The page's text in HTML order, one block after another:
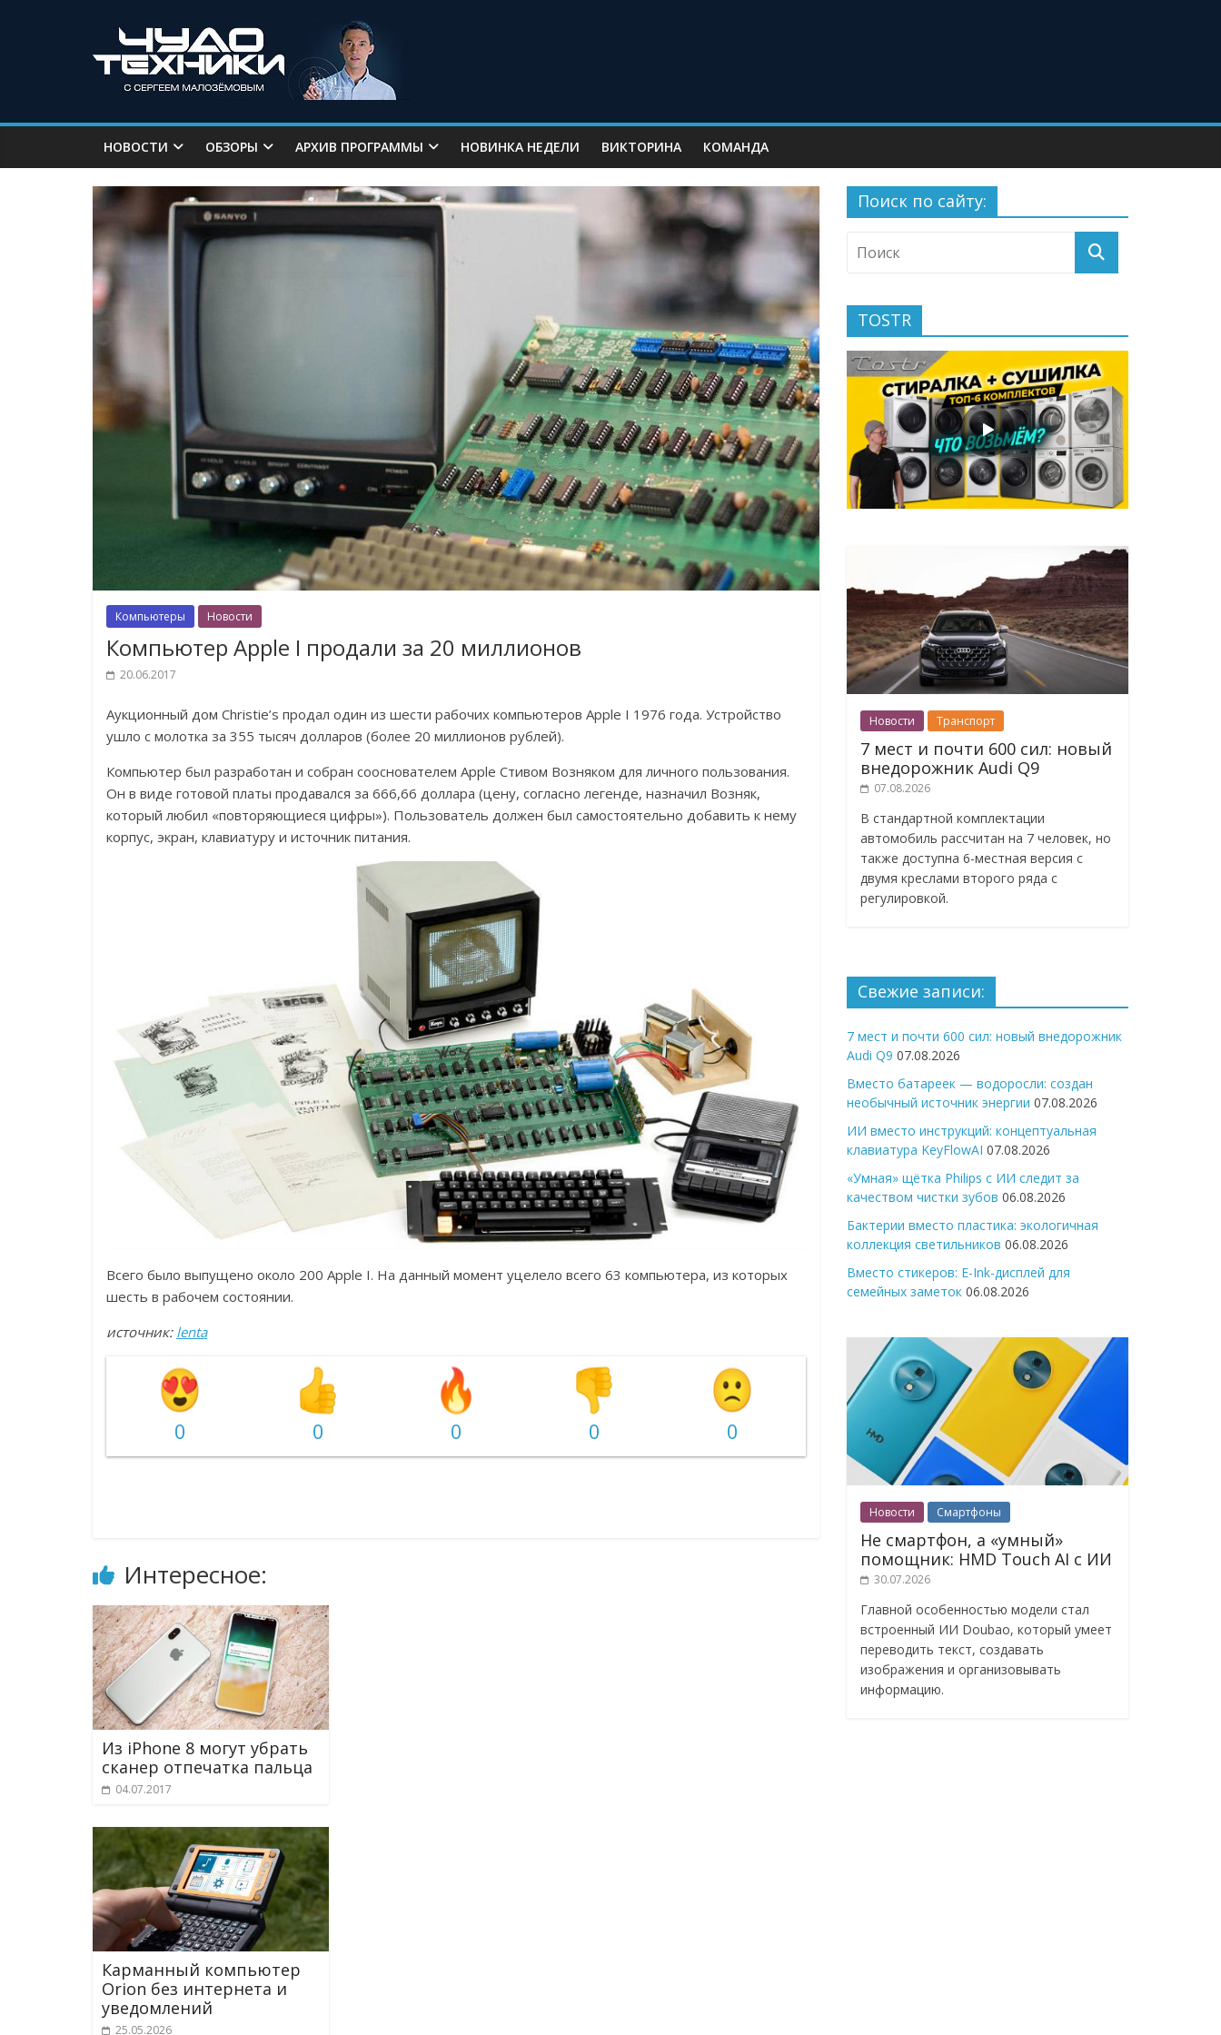
НОВОСТИ ОБЗОРЫ АРХИВ ПРОГРАММЫ НОВИНКА НЕДЕЛИ ВИКТОРИНА КОМАНДА
Компьютеры Новости
Компьютер Apple I продали за 20 миллионов
20.06.2017
Аукционный дом Christie’s продал один из шести рабочих компьютеров Apple I 1976 года. Устройство
ушло с молотка за 355 тысяч долларов (более 20 миллионов рублей).
Компьютер был разработан и собран сооснователем Apple Стивом Возняком для личного пользования.
Он в виде готовой платы продавался за 666,66 доллара (цену, согласно легенде, назначил Возняк,
который любил «повторяющиеся цифры»). Пользователь должен был самостоятельно добавить к нему
корпус, экран, клавиатуру и источник питания.
Всего было выпущено около 200 Apple I. На данный момент уцелело всего 63 компьютера, из которых
шесть в рабочем состоянии.
источник: lenta
0 0 0 0 0
Интересное:
Из iPhone 8 могут убрать
сканер отпечатка пальца
04.07.2017
Карманный компьютер
Orion без интернета и
уведомлений
25.05.2026
Поиск по сайту:
TOSTR
Новости Транспорт
7 мест и почти 600 сил: новый
внедорожник Audi Q9
07.08.2026
В стандартной комплектации
автомобиль рассчитан на 7 человек, но
также доступна 6-местная версия с
двумя креслами второго ряда с
регулировкой.
Свежие записи:
7 мест и почти 600 сил: новый внедорожник
Audi Q9 07.08.2026
Вместо батареек — водоросли: создан
необычный источник энергии 07.08.2026
ИИ вместо инструкций: концептуальная
клавиатура KeyFlowAI 07.08.2026
«Умная» щётка Philips с ИИ следит за
качеством чистки зубов 06.08.2026
Бактерии вместо пластика: экологичная
коллекция светильников 06.08.2026
Вместо стикеров: E-Ink-дисплей для
семейных заметок 06.08.2026
Новости Смартфоны
Не смартфон, а «умный»
помощник: HMD Touch AI с ИИ
30.07.2026
Главной особенностью модели стал
встроенный ИИ Doubao, который умеет
переводить текст, создавать
изображения и организовывать
информацию.